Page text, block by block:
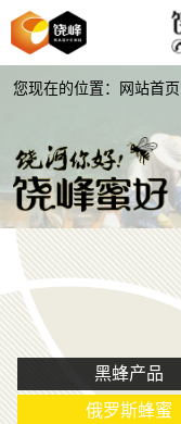
您现在的位置： 网站首页
黑蜂产品
俄罗斯蜂蜜